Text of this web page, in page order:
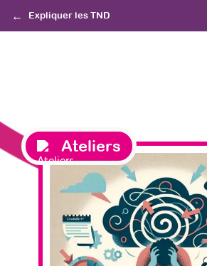
Expliquer les TND
Ateliers